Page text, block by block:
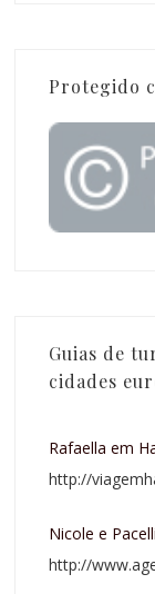
Protegido
Guias de
cidades
Rafaella em
http://
Nicole e
http://